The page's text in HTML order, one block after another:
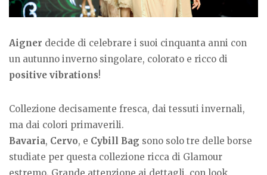
Aigner decide di celebrare i suoi cinquanta anni con
un autunno inverno singolare, colorato e ricco di
positive vibrations!
Collezione decisamente fresca, dai tessuti invernali,
ma dai colori primaverili.
Bavaria, Cervo, e Cybill Bag sono solo tre delle borse
studiate per questa collezione ricca di Glamour
estremo. Grande attenzione ai dettagli, con look